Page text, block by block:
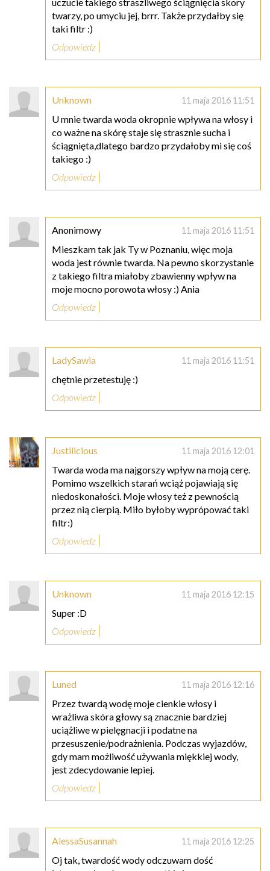
twarzy, po umyciu jej, brrr. Także przydałby się
taki filtr :)
Odpowiedz
Unknown 11 maja 2016 11:51
U mnie twarda woda okropnie wpływa na włosy i
co ważne na skórę staje się strasznie sucha i
ściągnięta,dlatego bardzo przydałoby mi się coś
takiego :)
Odpowiedz
Anonimowy 11 maja 2016 11:51
Mieszkam tak jak Ty w Poznaniu, więc moja
woda jest równie twarda. Na pewno skorzystanie
z takiego filtra miałoby zbawienny wpływ na
moje mocno porowota włosy :) Ania
Odpowiedz
LadySawia 11 maja 2016 11:51
chętnie przetestuję :)
Odpowiedz
Justilicious 11 maja 2016 12:01
Twarda woda ma najgorszy wpływ na moją cerę.
Pomimo wszelkich starań wciąż pojawiają się
niedoskonałości. Moje włosy też z pewnością
przez nią cierpią. Miło byłoby wyprópować taki
filtr:)
Odpowiedz
Unknown 11 maja 2016 12:15
Super :D
Odpowiedz
Luned 11 maja 2016 12:16
Przez twardą wodę moje cienkie włosy i
wrażliwa skóra głowy są znacznie bardziej
uciążliwe w pielęgnacji i podatne na
przesuszenie/podrażnienia. Podczas wyjazdów,
gdy mam możliwość używania miękkiej wody,
jest zdecydowanie lepiej.
Odpowiedz
AlessaSusannah 11 maja 2016 12:25
Oj tak, twardość wody odczuwam dość